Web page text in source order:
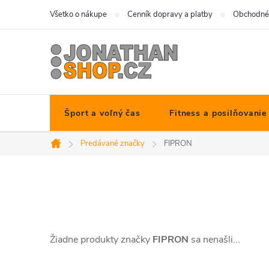
Všetko o nákupe Cenník dopravy a platby
Šport a voľný čas Fitness a posilňovanie
Domov
Predávané značky FIPRON
Žiadne produkty značky FIPRON sa nenašli...